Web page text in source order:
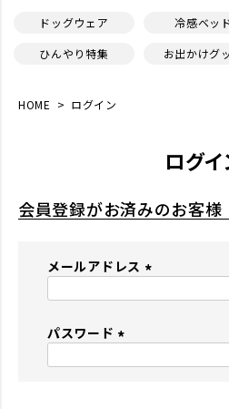
ドッグウェア 冷感ベッ
ひんやり特集
お出かけグ
HOME ログイン
ログイ
会員登録がお済みのお客様
メールアドレス
パスワード